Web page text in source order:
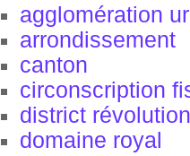
agglomération
arrondissement
canton
circonscription
district
domaine royal